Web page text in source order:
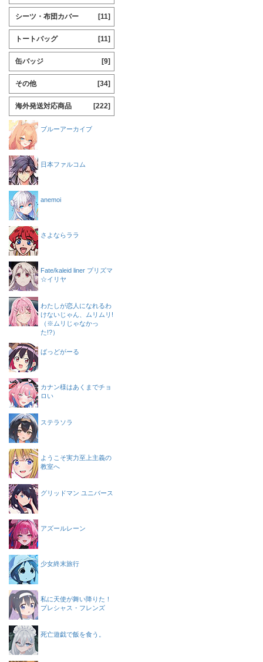
シーツ・布団カバー [11]
トートバッグ [11]
缶バッジ [9]
その他 [34]
海外発送対応商品 [222]
ブルーアーカイブ
日本ファルコム
anemoi
さよならララ
Fate/kaleid liner プリズマ
☆イリヤ
わたしが恋人になれるわ
けないじゃん、ムリムリ!
（※ムリじゃなかっ
た!?）
ばっどがーる
カナン様はあくまでチョ
ロい
ステラソラ
ようこそ実力至上主義の
教室へ
グリッドマン ユニバース
アズールレーン
少女終末旅行
私に天使が舞い降りた！
プレシャス・フレンズ
死亡遊戯で飯を食う。